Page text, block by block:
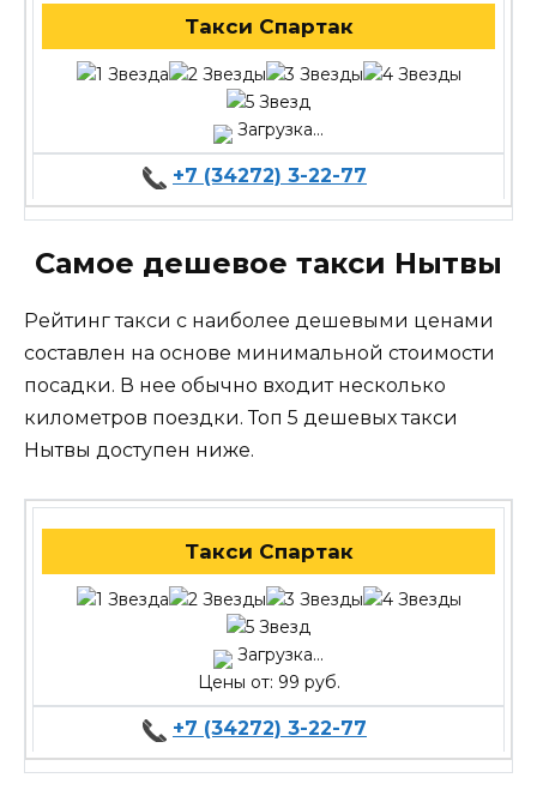
Такси Спартак
Загрузка...
+7 (34272) 3-22-77
Самое дешевое такси Нытвы
Рейтинг такси с наиболее дешевыми ценами
составлен на основе минимальной стоимости
посадки. В нее обычно входит несколько
километров поездки. Топ 5 дешевых такси
Нытвы доступен ниже.
Такси Спартак
Загрузка...
Цены от: 99 руб.
+7 (34272) 3-22-77